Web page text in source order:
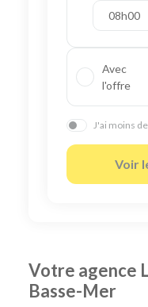
08h00
Avec
l'offre
J'ai moins
Voir
Votre agence
Basse-Mer